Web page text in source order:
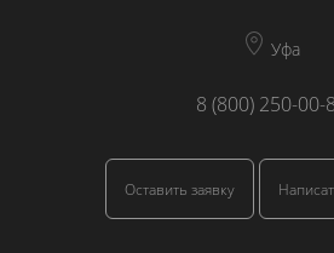
Уфа
8 (800) 250-00-
Оставить заявку